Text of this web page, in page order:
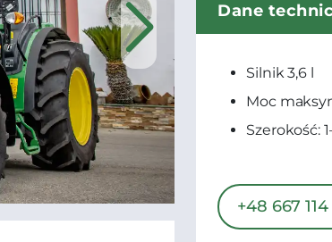
Dane
Silnik 3,6 l
Moc
Szerokość:
+48 667